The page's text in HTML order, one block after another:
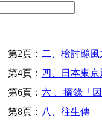
第2頁： 二、檢討颱
第4頁： 四、日本東
第6頁： 六 、摘錄「
第8頁： 八、往生傳